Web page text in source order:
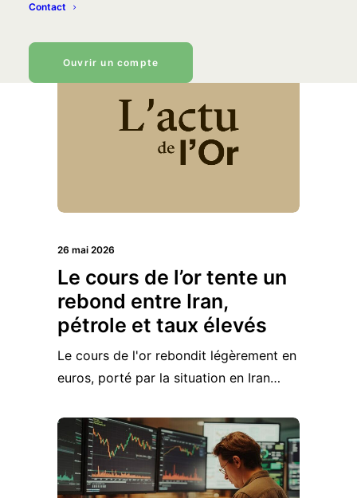
Contact
Ouvrir un compte
3 850 €…
26 mai 2026
Le cours de l’or tente un
rebond entre Iran,
pétrole et taux élevés
Le cours de l'or rebondit légèrement en
euros, porté par la situation en Iran…